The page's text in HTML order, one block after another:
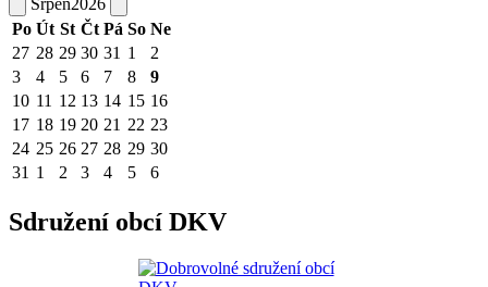
Po Út St Čt Pá So Ne
27 28 29 30 31 1
2
3
4 5 6 7 8
9
10 11 12 13 14 15 16
17 18 19 20 21 22 23
24 25 26 27 28 29 30
31 1 2 3 4 5 6
Sdružení obcí DKV